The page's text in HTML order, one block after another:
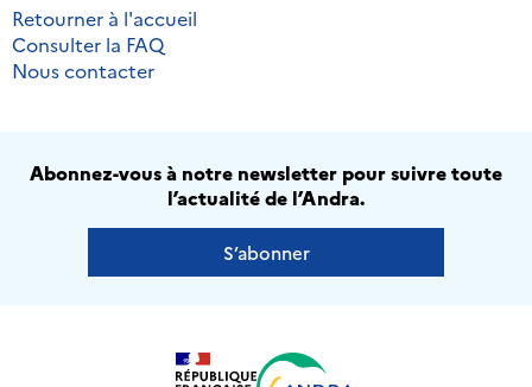
Retourner à l'accueil
Consulter la FAQ
Nous contacter
Abonnez-vous à notre newsletter pour suivre toute
l’actualité de l’Andra.
S’abonner